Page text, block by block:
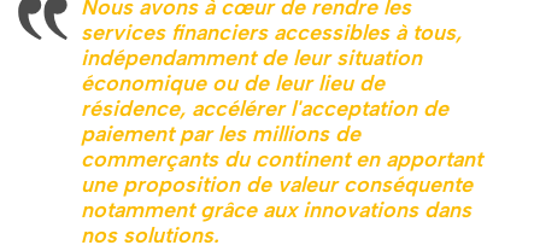
Nous avons à cœur de rendre les
services financiers accessibles à tous,
indépendamment de leur situation
économique ou de leur lieu de
résidence, accélérer l'acceptation de
paiement par les millions de
commerçants du continent en apportant
une proposition de valeur conséquente
notamment grâce aux innovations dans
nos solutions.